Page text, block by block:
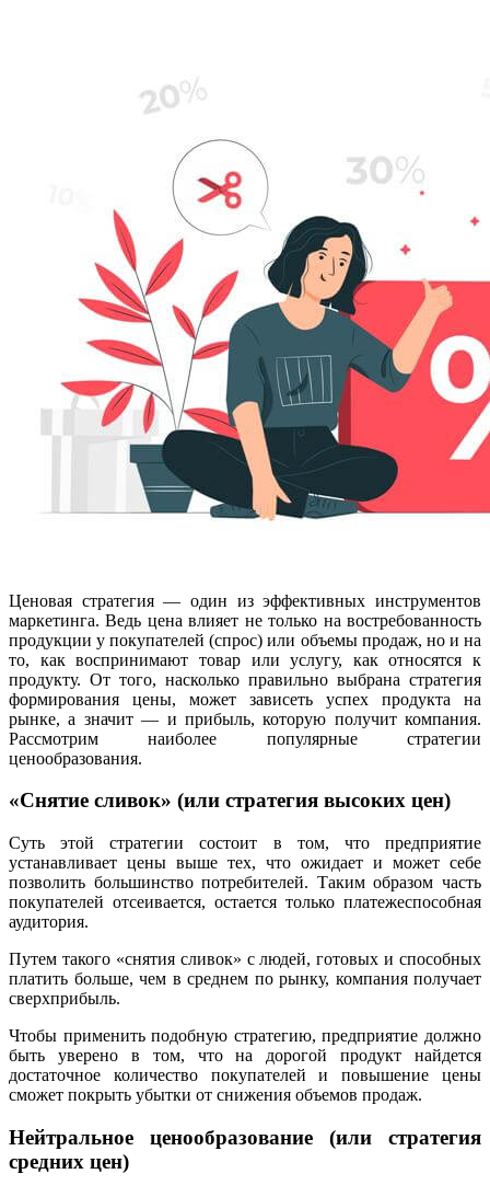
Ценовая стратегия — один из эффективных инструментов
маркетинга. Ведь цена влияет не только на востребованность
продукции у покупателей (спрос) или объемы продаж, но и на
то, как воспринимают товар или услугу, как относятся к
продукту. От того, насколько правильно выбрана стратегия
формирования цены, может зависеть успех продукта на
рынке, а значит — и прибыль, которую получит компания.
Рассмотрим наиболее популярные стратегии
ценообразования.
«Снятие сливок» (или стратегия высоких цен)
Суть этой стратегии состоит в том, что предприятие
устанавливает цены выше тех, что ожидает и может себе
позволить большинство потребителей. Таким образом часть
покупателей отсеивается, остается только платежеспособная
аудитория.
Путем такого «снятия сливок» с людей, готовых и способных
платить больше, чем в среднем по рынку, компания получает
сверхприбыль.
Чтобы применить подобную стратегию, предприятие должно
быть уверено в том, что на дорогой продукт найдется
достаточное количество покупателей и повышение цены
сможет покрыть убытки от снижения объемов продаж.
Нейтральное ценообразование (или стратегия
средних цен)